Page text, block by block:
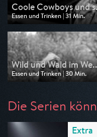
Coole Cowboys und
Essen und Trinken | 31 Min.
Ausgestrahlt von 3sat
am 02.09.2025, 11:52
Wild und Wald im
Essen und Trinken | 30 Min.
Ausgestrahlt von 3sat
Die Serien
Extra